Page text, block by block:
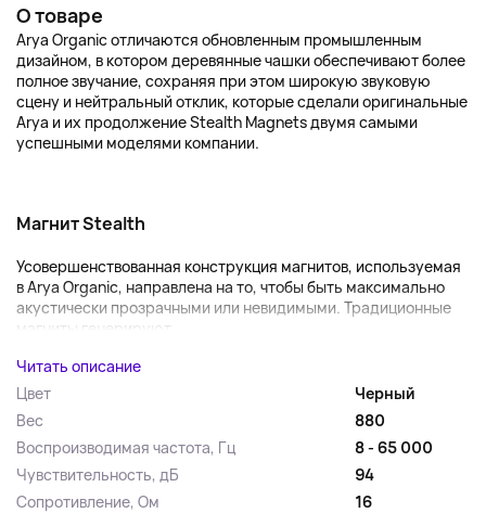
О товаре
Arya Organic отличаются обновленным промышленным
дизайном, в котором деревянные чашки обеспечивают более
полное звучание, сохраняя при этом широкую звуковую
сцену и нейтральный отклик, которые сделали оригинальные
Arya и их продолжение Stealth Magnets двумя самыми
успешными моделями компании.
Магнит Stealth
Усовершенствованная конструкция магнитов, используемая
в Arya Organic, направлена на то, чтобы быть максимально
акустически прозрачными или невидимыми. Традиционные
магниты генерируют...
Читать описание
Цвет
Черный
Вес
880
Воспроизводимая частота, Гц
8 - 65 000
Чувствительность, дБ
94
Сопротивление, Ом
16